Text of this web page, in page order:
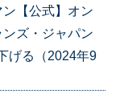
【公式】オン
ズ・ジャパン
げる（2024年9